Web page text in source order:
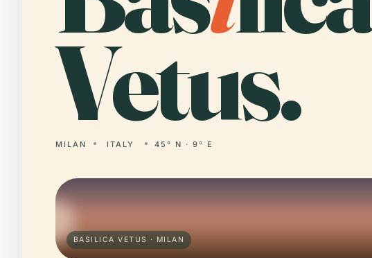
Vetus.
MILAN ITALY 45° N · 9° E
BASILICA VETUS · MILAN